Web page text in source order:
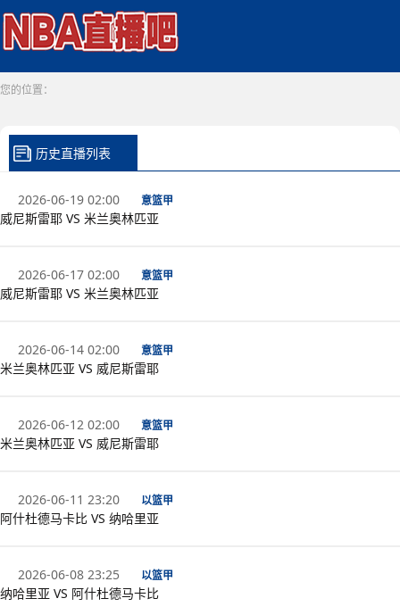
您的位置：
历史直播列表
2026-06-19 02:00 意篮甲
威尼斯雷耶 VS 米兰奥林匹亚
2026-06-17 02:00 意篮甲
威尼斯雷耶 VS 米兰奥林匹亚
2026-06-14 02:00 意篮甲
米兰奥林匹亚 VS 威尼斯雷耶
2026-06-12 02:00 意篮甲
米兰奥林匹亚 VS 威尼斯雷耶
2026-06-11 23:20 以篮甲
阿什杜德马卡比 VS 纳哈里亚
2026-06-08 23:25 以篮甲
纳哈里亚 VS 阿什杜德马卡比